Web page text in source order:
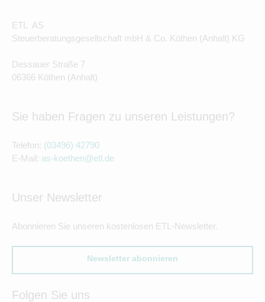
ETL AS
Steuerberatungsgesellschaft mbH & Co. Köthen (Anhalt) KG
Dessauer Straße 7
06366 Köthen (Anhalt)
Sie haben Fragen zu unseren Leistungen?
Telefon: (03496) 42790
E-Mail: as-koethen@etl.de
Unser Newsletter
Abonnieren Sie unseren kostenlosen ETL-Newsletter.
Newsletter abonnieren
Folgen Sie uns